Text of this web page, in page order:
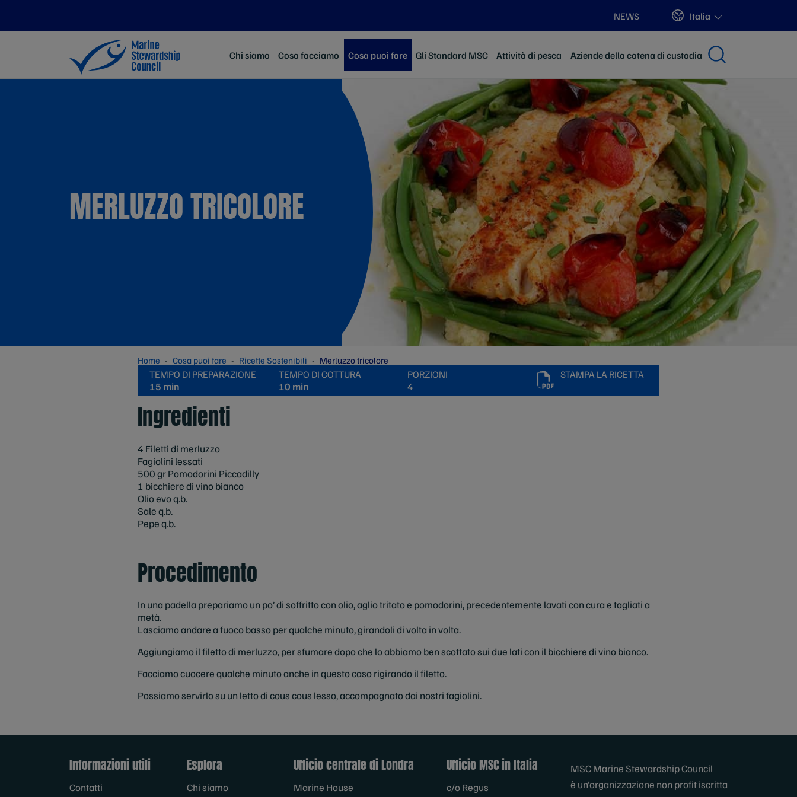
NEWS Sites
Italia
Chi siamo Cosa facciamo Cosa puoi fare Gli Standard MSC Attività di pesca Aziende della catena di custodia
MERLUZZO TRICOLORE
Home Cosa puoi fare Ricette Sostenibili Merluzzo tricolore
TEMPO DI PREPARAZIONE
15 min
TEMPO DI COTTURA
10 min
PORZIONI
4
STAMPA LA RICETTA
Ingredienti
4 Filetti di merluzzo
Fagiolini lessati
500 gr Pomodorini Piccadilly
1 bicchiere di vino bianco
Olio evo q.b.
Sale q.b.
Pepe q.b.
Procedimento
In una padella prepariamo un po’ di soffritto con olio, aglio tritato e pomodorini, precedentemente lavati con cura e tagliati a
metà.
Lasciamo andare a fuoco basso per qualche minuto, girandoli di volta in volta.
Aggiungiamo il filetto di merluzzo, per sfumare dopo che lo abbiamo ben scottato sui due lati con il bicchiere di vino bianco.
Facciamo cuocere qualche minuto anche in questo caso rigirando il filetto.
Possiamo servirlo su un letto di cous cous lesso, accompagnato dai nostri fagiolini.
Informazioni utili
Contatti
Esplora
Chi siamo
Ufficio centrale di Londra
Marine House
Ufficio MSC in Italia
c/o Regus
MSC Marine Stewardship Council
è un’organizzazione non profit iscritta